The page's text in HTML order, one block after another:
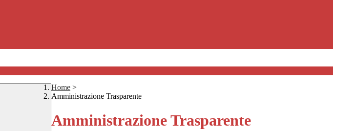
Home >
Amministrazione Trasparente
Amministrazione Trasparente